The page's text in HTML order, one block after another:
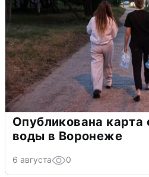
Опубликована карта
воды в Воронеже
6 августа 0